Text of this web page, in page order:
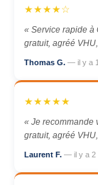
★★★★☆
« Service rapide à
gratuit, agréé
Thomas G. — il y a
★★★★★
« Je recommande
gratuit, agréé
Laurent F. — il y a 2